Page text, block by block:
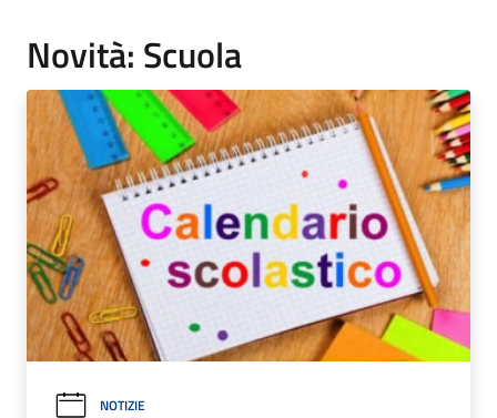
Novità: Scuola
NOTIZIE